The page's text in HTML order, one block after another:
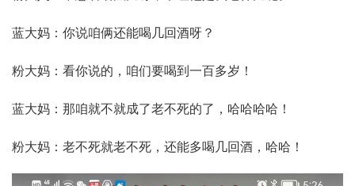
蓝大妈：你说咱俩还能喝几回酒呀？
粉大妈：看你说的，咱们要喝到一百多岁！
蓝大妈：那咱就不就成了老不死的了，哈哈哈哈！
粉大妈：老不死就老不死，还能多喝几回酒，哈哈！